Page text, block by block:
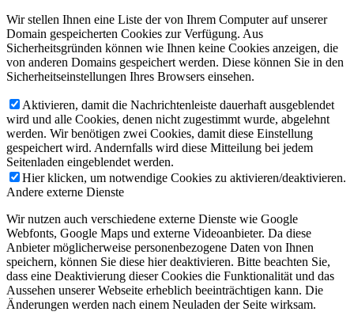
Wir stellen Ihnen eine Liste der von Ihrem Computer auf unserer
Domain gespeicherten Cookies zur Verfügung. Aus
Sicherheitsgründen können wie Ihnen keine Cookies anzeigen, die
von anderen Domains gespeichert werden. Diese können Sie in den
Sicherheitseinstellungen Ihres Browsers einsehen.
Aktivieren, damit die Nachrichtenleiste dauerhaft ausgeblendet
wird und alle Cookies, denen nicht zugestimmt wurde, abgelehnt
werden. Wir benötigen zwei Cookies, damit diese Einstellung
gespeichert wird. Andernfalls wird diese Mitteilung bei jedem
Seitenladen eingeblendet werden.
Hier klicken, um notwendige Cookies zu aktivieren/deaktivieren.
Andere externe Dienste
Wir nutzen auch verschiedene externe Dienste wie Google
Webfonts, Google Maps und externe Videoanbieter. Da diese
Anbieter möglicherweise personenbezogene Daten von Ihnen
speichern, können Sie diese hier deaktivieren. Bitte beachten Sie,
dass eine Deaktivierung dieser Cookies die Funktionalität und das
Aussehen unserer Webseite erheblich beeinträchtigen kann. Die
Änderungen werden nach einem Neuladen der Seite wirksam.